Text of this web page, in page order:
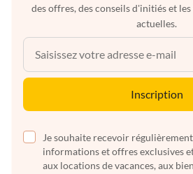
des offres, des conseils d'initiés et
actuelles.
Inscription
Je souhaite recevoir
informations et offres exclusives
aux locations de vacances, aux